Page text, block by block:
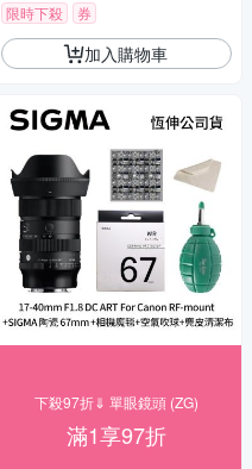
限時下殺
券
加入購物車
下殺97折⇓ 單眼鏡頭 (ZG)
滿1享97折